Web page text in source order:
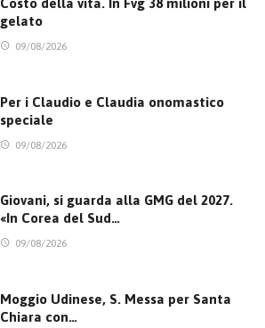
gelato
09/08/2026
Per i Claudio e Claudia onomastico
speciale
09/08/2026
Giovani, si guarda alla GMG del 2027.
«In Corea del Sud…
09/08/2026
Moggio Udinese, S. Messa per Santa
Chiara con…